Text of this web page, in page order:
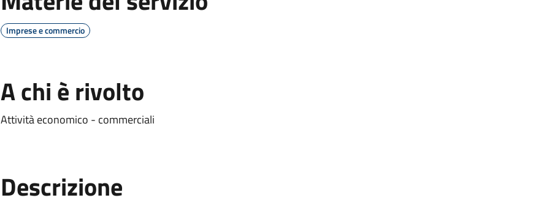
Imprese e commercio
A chi è rivolto
Attività economico - commerciali
Descrizione